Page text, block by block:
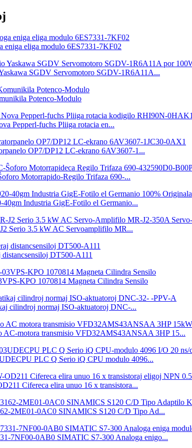
eniga eliga modulo 6ES7331-7KF02
SGDV Servomotoro SGDV-1R6A11A...
Potenco-Modulo
Pepperl-fuchs Pliiga rotacia en...
OP7/DP12 LC-ekrano 6AV3607-1...
Motorrapido-Regilo Trifaza 690-...
40gm Industria GigE-Fotilo el Germanio...
Serio 3.5 kW AC Servoamplifilo MR...
distancsensiloj DT500-A111
KPO 1070814 Magneta Cilindra Sensilo
cilindroj normaj ISO-aktuatoroj DNC-...
AC-motora transmisio VFD32AMS43ANSAA 3HP 15...
PLC Q Serio iQ CPU modulo 4096...
Cifereca elira unuo 16 x transistora...
2ME01-0AC0 SINAMICS S120 C/D Tipo Ad...
7NF00-0AB0 SIMATIC S7-300 Analoga enigo...